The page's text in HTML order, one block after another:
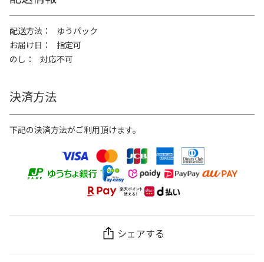
配送方法
ゆうパック
お届け日
指定可
のし
対応不可
決済方法
下記の決済方法がご利用頂けます。
シェアする